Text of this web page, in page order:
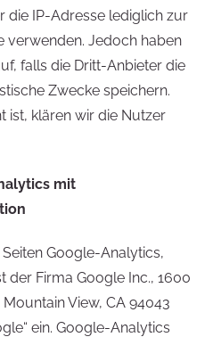
die IP-Adresse lediglich zur
verwenden. Jedoch haben
falls die Dritt-Anbieter die
Zwecke speichern.
ist, klären wir die Nutzer
mit
Google-Analytics,
der Firma Google Inc., 1600
View, CA 94043
ein. Google-Analytics